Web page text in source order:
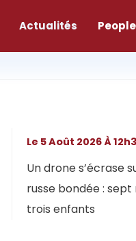
Actualités People
Un drone s’écrase
russe bondée :
trois enfants
Le 5 Août 2026 À